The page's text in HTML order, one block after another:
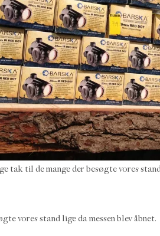
tak til de mange der besøgte vores
vores stand lige da messen blev åbnet.